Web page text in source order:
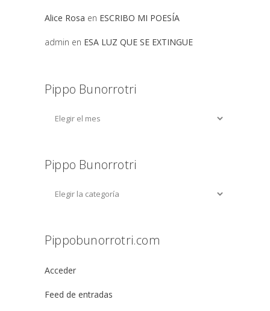
Alice Rosa en ESCRIBO MI POESÍA
admin en ESA LUZ QUE SE EXTINGUE
Pippo Bunorrotri
Pippo Bunorrotri
Pippobunorrotri.com
Acceder
Feed de entradas